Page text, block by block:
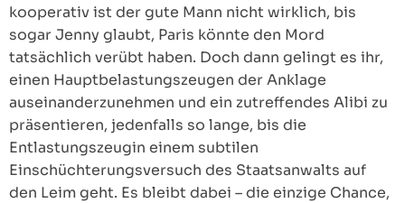
kooperativ ist der gute Mann nicht wirklich, bis
sogar Jenny glaubt, Paris könnte den Mord
tatsächlich verübt haben. Doch dann gelingt es ihr,
einen Hauptbelastungszeugen der Anklage
auseinanderzunehmen und ein zutreffendes Alibi zu
präsentieren, jedenfalls so lange, bis die
Entlastungszeugin einem subtilen
Einschüchterungsversuch des Staatsanwalts auf
den Leim geht. Es bleibt dabei – die einzige Chance,